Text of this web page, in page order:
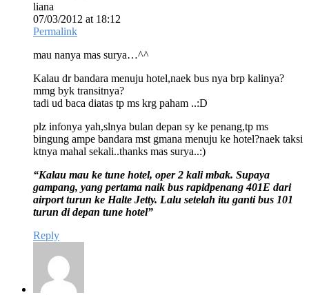
liana
07/03/2012 at 18:12
Permalink
mau nanya mas surya…^^
Kalau dr bandara menuju hotel,naek bus nya brp kalinya?
mmg byk transitnya?
tadi ud baca diatas tp ms krg paham ..:D
plz infonya yah,slnya bulan depan sy ke penang,tp ms
bingung ampe bandara mst gmana menuju ke hotel?naek taksi
ktnya mahal sekali..thanks mas surya..:)
“Kalau mau ke tune hotel, oper 2 kali mbak. Supaya
gampang, yang pertama naik bus rapidpenang 401E dari
airport turun ke Halte Jetty. Lalu setelah itu ganti bus 101
turun di depan tune hotel”
Reply